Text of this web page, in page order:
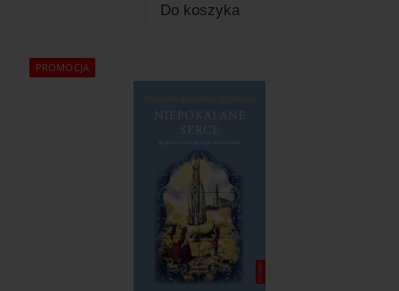
Do koszyka
PROMOCJA